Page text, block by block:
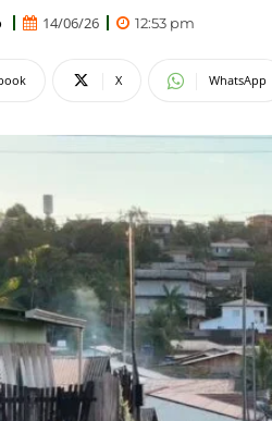
14/06/26 12:53 pm
X WhatsApp